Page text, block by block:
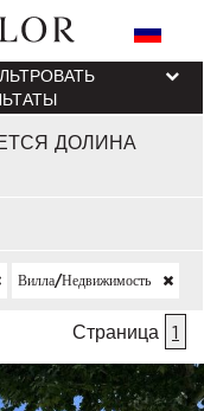
ДОЛИНА
Вилла/недвижимость
Страница 1